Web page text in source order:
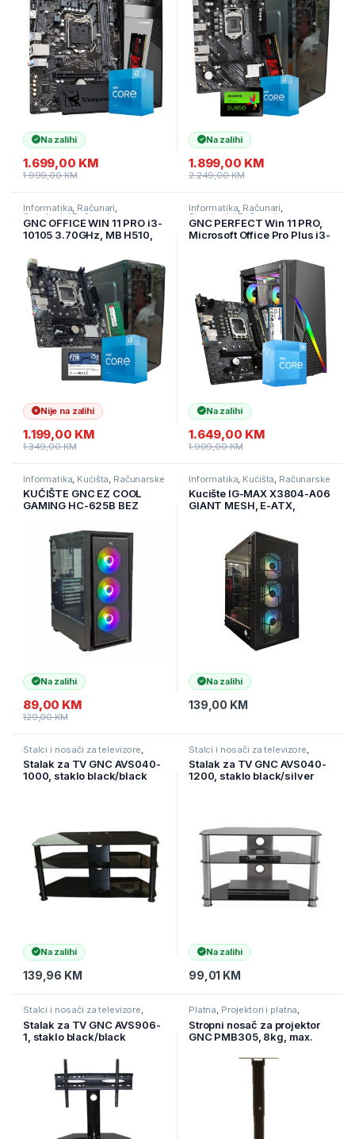
Na zalihi
1.699,00 KM
1.999,00KM
Na zalihi
1.899,00 KM
2.249,00KM
Informatika, Računari,
Standardni Računari
GNC OFFICE WIN 11 PRO i3-
10105 3.70GHz, MB H510,
240GB , Kućište sa
napajanjem 500W, 2Y
Nije na zalihi
1.199,00 KM
1.349,00KM
Informatika, Računari,
Standardni Računari
GNC PERFECT Win 11 PRO,
Microsoft Office Pro Plus i3-
8GB DDR4 500GB NV2 NVM,
IG-MAX 2Y
Na zalihi
1.649,00 KM
1.999,00KM
Informatika Kućišta Računarske
Komponente
KUĆIŠTE GNC EZ COOL
GAMING HC-625B BEZ
Glass, 3×120 RGB ventilator
Na zalihi
89,00 KM
129,00KM
Informatika Kućišta Računarske
Komponente
Kucište IG-MAX X3804-A06
GIANT MESH, E-ATX,
3xUSB, audio panel
Na zalihi
139,00 KM
Stalci i nosači za televizore
TV pribor i AV
kablovi
Stalak za TV GNC AVS040-
1000, staklo black/black
Na zalihi
139,96 KM
Stalci i nosači za televizore
TV pribor i AV
kablovi
Stalak za TV GNC AVS040-
1200, staklo black/silver
Na zalihi
99,01 KM
Stalci i nosači za televizore
TV pribor i AV
kablovi
Stalak za TV GNC AVS906-
1, staklo black/black
Platna Projektori i platna
Televizori i audio
Stropni nosač za projektor
GNC PMB305, 8kg, max.
podešavanje visine,